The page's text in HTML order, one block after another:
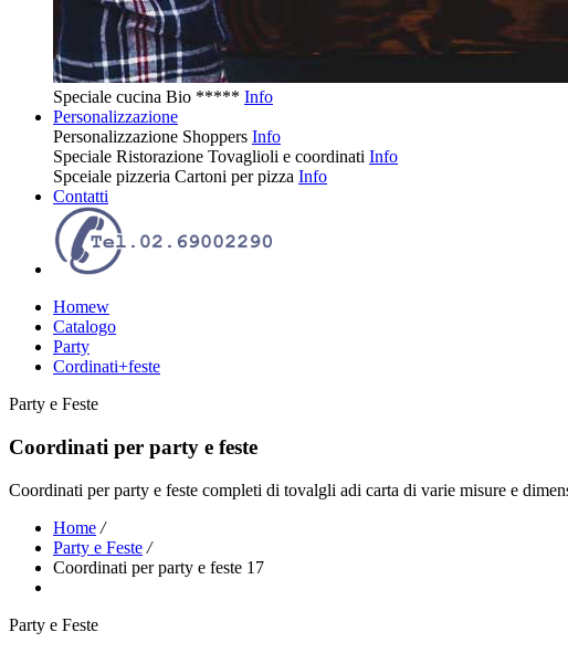
Speciale cucina Bio ***** Info
Personalizzazione
Personalizzazione Shoppers Info
Speciale Ristorazione Tovaglioli e coordinati Info
Spceiale pizzeria Cartoni per pizza Info
Contatti
Homew
Catalogo
Party
Cordinati+feste
Party e Feste
Coordinati per party e feste
Coordinati per party e feste completi di tovalgli adi carta di varie misure e
Home /
Party e Feste /
Coordinati per party e feste 17
Party e Feste